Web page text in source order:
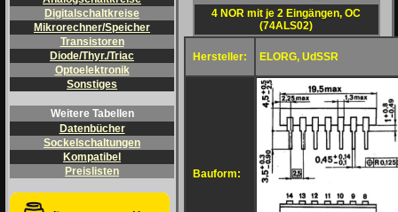
Digitalschaltkreise
Mikrorechner/Speicher
Transistoren
Diode/Thyr./Triac
Optoelektronik
Sonstiges
Weitere Tabellen
Datenbücher
Sockelschaltungen
Kompatibel
Preislisten
4 NOR mit je 2 Eingängen, OC
(74ALS02)
Hersteller: ELORG, UdSSR
Bauform: